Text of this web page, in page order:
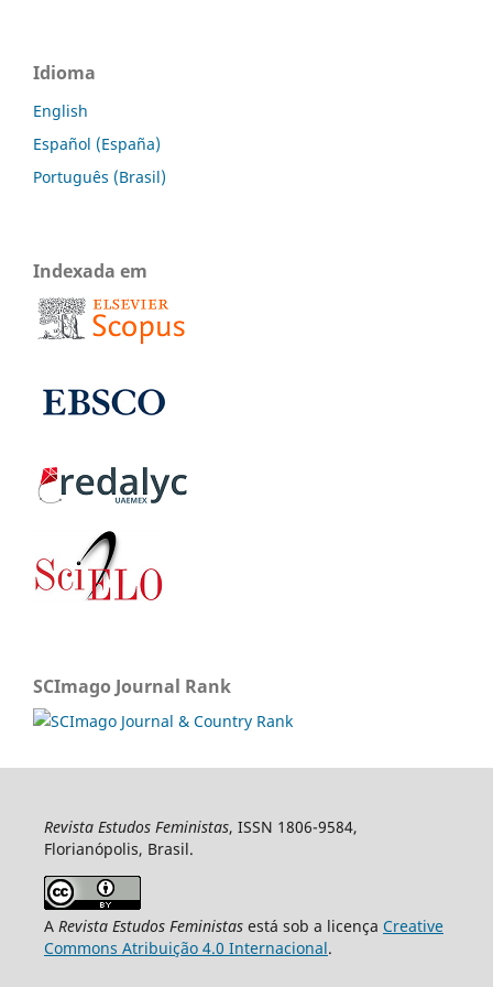
Idioma
English
Español (España)
Português (Brasil)
Indexada em
SCImago Journal Rank
Revista Estudos Feministas, ISSN 1806-9584,
Florianópolis, Brasil.
A Revista Estudos Feministasestá sob a licença Creative
Commons Atribuição 4.0 Internacional.